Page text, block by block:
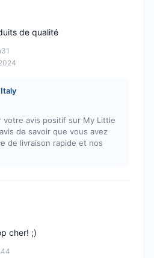
de qualité
votre avis positif sur My Little
de savoir que vous avez
de livraison rapide et nos
cher! ;)